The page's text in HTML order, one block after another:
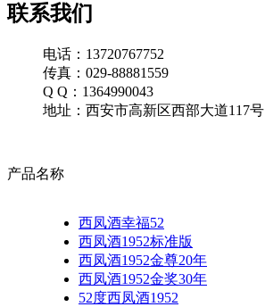
联系我们
电话：13720767752
传真：029-88881559
Q Q：1364990043
地址：西安市高新区西部大道117号
产品名称
西凤酒幸福52
西凤酒1952标准版
西凤酒1952金尊20年
西凤酒1952金奖30年
52度西凤酒1952